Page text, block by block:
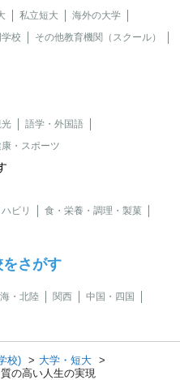
私立短大
海外の大学
校
その他教育機関（スクール）
語学・外国語
・スポーツ
ビリ
食・栄養・調理・製菓
さがす
・北陸 関西
中国・四国
校)
大学・短大
の高い人生の実現